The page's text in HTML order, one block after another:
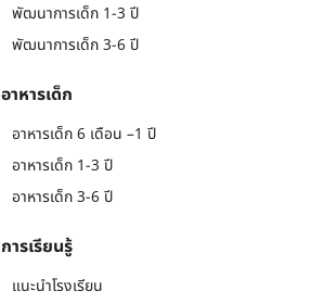
พัฒนาการเด็ก 1-3 ปี
พัฒนาการเด็ก 3-6 ปี
อาหารเด็ก
อาหารเด็ก 6 เดือน –1 ปี
อาหารเด็ก 1-3 ปี
อาหารเด็ก 3-6 ปี
การเรียนรู้
แนะนำโรงเรียน